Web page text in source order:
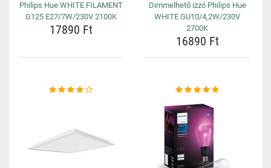
Philips Hue WHITE FILAMENT
G125 E27/7W/230V 2100K
17890 Ft
Dimmelhető izzó Philips Hue
WHITE GU10/4,2W/230V
2700K
16890 Ft